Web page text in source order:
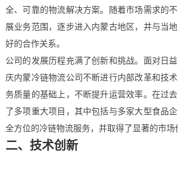
全、可靠的物流解决方案。随着市场需求的
展业务范围，逐步进入内蒙古地区，并与当
好的合作关系。
公司的发展历程充满了创新和挑战。面对日
庆内蒙冷链物流公司不断进行内部改革和技
务质量的基础上，不断提升运营效率。在过
了多项重大项目，其中包括与多家大型食品
全方位的冷链物流服务，并取得了显著的市场
二、技术创新